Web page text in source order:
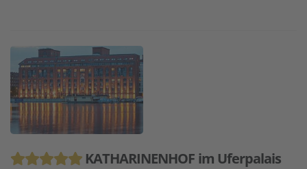
KATHARINENHOF im Uferpalais